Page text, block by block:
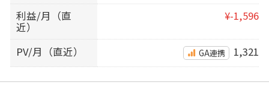
利益/月（直
近）
¥-1,596
PV/月（直近） GA連携 1,321